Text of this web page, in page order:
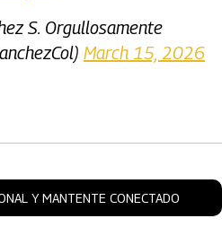
S. Orgullosamente
March 15, 2026
Y MANTENTE CONECTADO